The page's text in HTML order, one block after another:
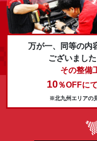
万が一、同等の内
ございまし
その整備
10％OFFに
※北九州エリアの